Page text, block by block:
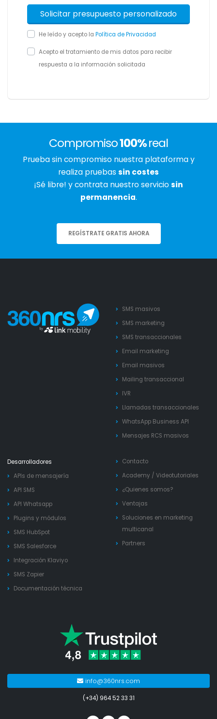
He leído y acepto la Política de Privacidad
Acepto el tratamiento de mis datos para recibir
respuesta a la información solicitada
Compromiso100%real
Prueba sin compromiso nuestra plataforma y
realiza pruebas sin costes
¡Sé libre! y contrata nuestro serviciosin
permanencia.
REGÍSTRATE GRATIS AHORA
SMS masivos
SMS marketing
SMS transaccionales
Email marketing
Email masivos
Mailing transaccional
IVR
Llamadas transaccionales
WhatsApp Business API
Mensajes RCS masivos
Desarrolladores
APIs de mensajería
API SMS
API Whatsapp
Plugins y módulos
SMS HubSpot
SMS Salesforce
Integración Klaviyo
SMS Zapier
Documentación técnica
Contacto
Academy / Videotutoriales
¿Quienes somos?
Ventajas
Soluciones en marketing
multicanal
Partners
info@360nrs.com
(+34) 964 52 33 31